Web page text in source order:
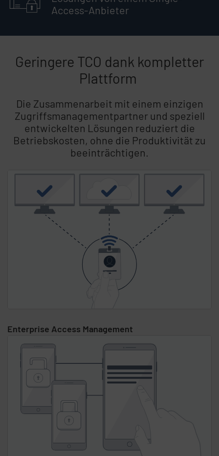
Access-Anbieter
Geringere TCO dank kompletter
Plattform
Die Zusammenarbeit mit einem einzigen
Zugriffsmanagementpartner und speziell
entwickelten Lösungen reduziert die
Betriebskosten, ohne die Produktivität zu
beeinträchtigen.
Listeninhalt überspringen
Enterprise Access Management